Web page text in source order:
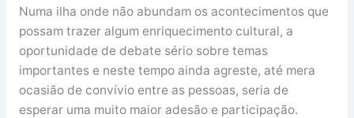
Numa ilha onde não abundam os acontecimentos que
possam trazer algum enriquecimento cultural, a
oportunidade de debate sério sobre temas
importantes e neste tempo ainda agreste, até mera
ocasião de convívio entre as pessoas, seria de
esperar uma muito maior adesão e participação.